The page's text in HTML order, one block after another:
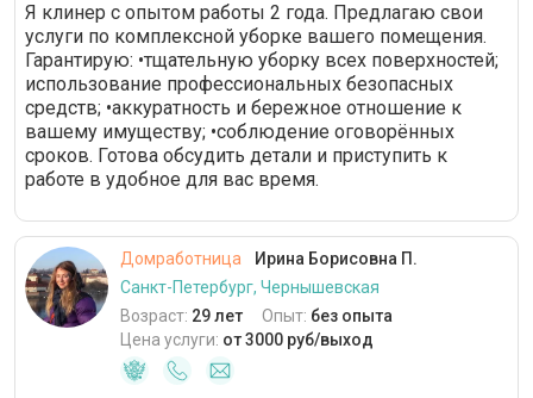
Я клинер с опытом работы 2 года. Предлагаю свои
услуги по комплексной уборке вашего помещения.
Гарантирую: •тщательную уборку всех поверхностей;
использование профессиональных безопасных
средств; •аккуратность и бережное отношение к
вашему имуществу; •соблюдение оговорённых
сроков. Готова обсудить детали и приступить к
работе в удобное для вас время.
Домработница
Ирина Борисовна П.
Санкт-Петербург, Чернышевская
Возраст: 29 лет Опыт: без опыта
Цена услуги: от 3000 руб/выход